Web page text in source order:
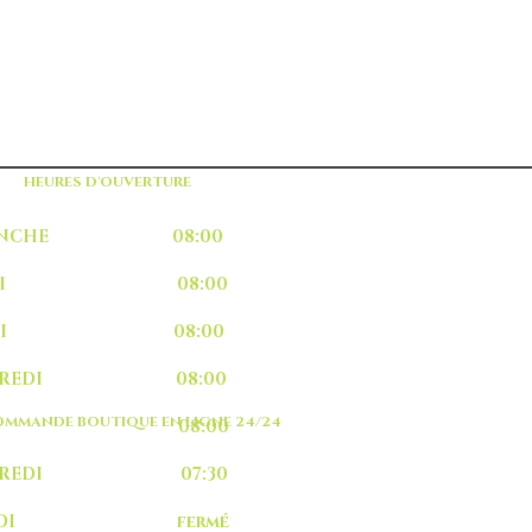
HEURES D'OUVERTURE
BOUTIQUE EN LIGNE 24/24
08:00
08:00
08:00
08:00
08:00
07:30
fermé